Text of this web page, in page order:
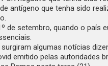
antígeno que tenha sido
de setembro, quando o país
algumas notícias
emitido pelas autoridades